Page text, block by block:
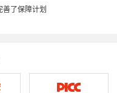
善了保障计划